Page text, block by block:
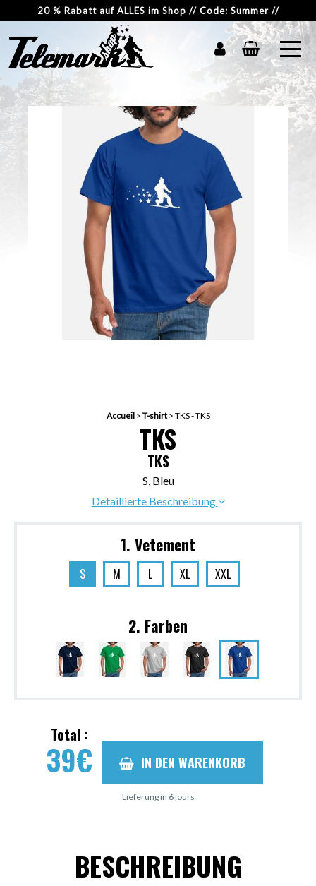
20 % Rabatt auf ALLES im Shop // Code: Summer //
Accueil> T-shirt> TKS - TKS
TKS
TKS
S, Bleu
Detaillierte Beschreibung
1. Vetement
S M L XL XXL
2. Farben
Total :
39€ IN DEN WARENKORB
Lieferung in 6 jours
BESCHREIBUNG